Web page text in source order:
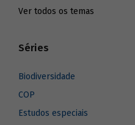
Ver todos os temas
Séries
Biodiversidade
COP
Estudos especiais